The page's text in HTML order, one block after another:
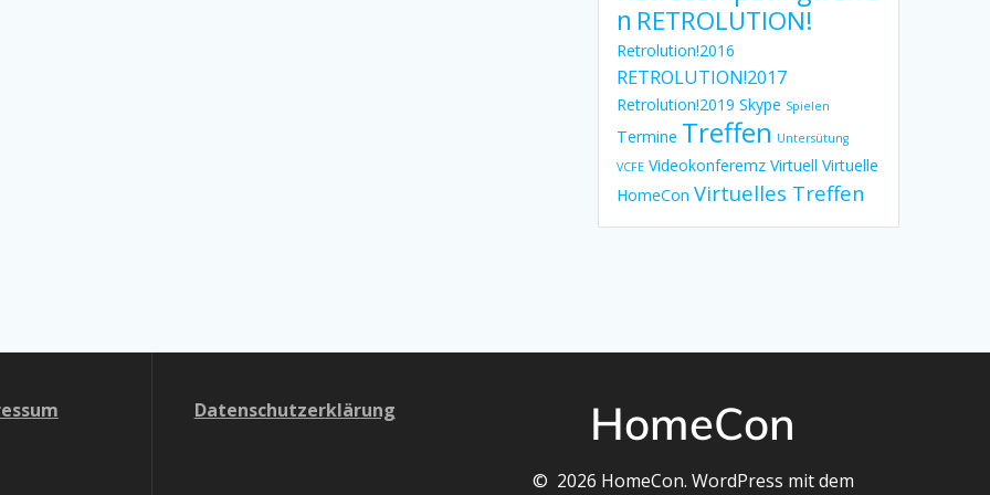
n RETROLUTION!
Retrolution!2016
RETROLUTION!2017
Retrolution!2019 Skype Spielen
Termine Treffen Untersütung
VCFE Videokonferemz Virtuell Virtuelle
HomeCon Virtuelles Treffen
Datenschutzerklärung HomeCon
© 2026 HomeCon. WordPress mit dem